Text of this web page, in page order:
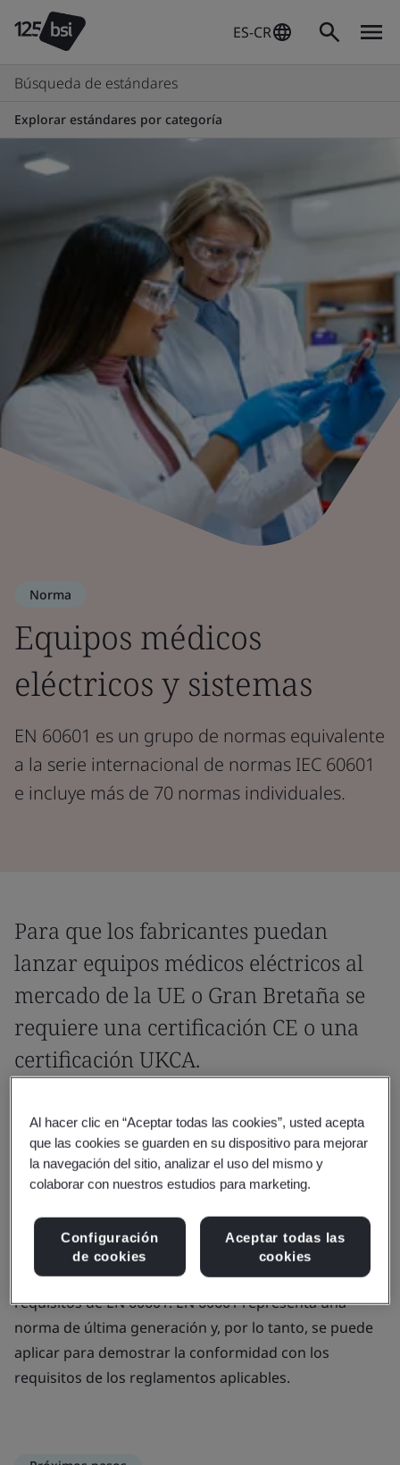
ES-CR
Búsqueda de estándares
Explorar estándares por categoría
Norma
Equipos médicos
eléctricos y sistemas
EN 60601 es un grupo de normas equivalente
a la serie internacional de normas IEC 60601
e incluye más de 70 normas individuales.
Para que los fabricantes puedan
lanzar equipos médicos eléctricos al
mercado de la UE o Gran Bretaña se
requiere una certificación CE o una
certificación UKCA.
es la vía preferida para demostrar el cumplimiento de
los requisitos generales de seguridad y rendimiento
aplicables del MDR o de los Requisitos Esenciales del
existen pocas normas armonizadas con los
reglamentos, a la hora de evaluarlas en relación con el
Reglamento es fundamental comprender y cumplir los
requisitos de EN 60601. EN 60601 representa una
norma de última generación y, por lo tanto, se puede
aplicar para demostrar la conformidad con los
requisitos de los reglamentos aplicables.
Al hacer clic en “Aceptar todas las cookies”, usted acepta
que las cookies se guarden en su dispositivo para mejorar
la navegación del sitio, analizar el uso del mismo y
colaborar con nuestros estudios para marketing.
Configuración
de cookies
Aceptar todas las
cookies